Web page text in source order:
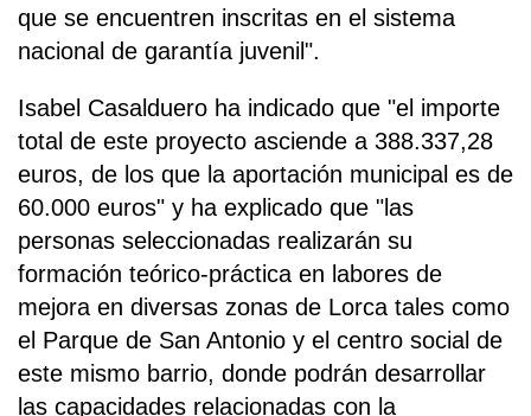
que se encuentren inscritas en el sistema
nacional de garantía juvenil".
Isabel Casalduero ha indicado que "el importe
total de este proyecto asciende a 388.337,28
euros, de los que la aportación municipal es de
60.000 euros" y ha explicado que "las
personas seleccionadas realizarán su
formación teórico-práctica en labores de
mejora en diversas zonas de Lorca tales como
el Parque de San Antonio y el centro social de
este mismo barrio, donde podrán desarrollar
las capacidades relacionadas con la